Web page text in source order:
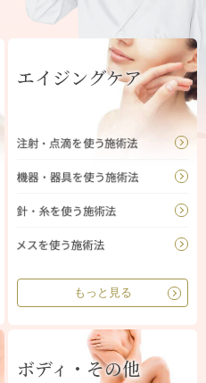
エイジングケア
もっと見る
ボディ・その他